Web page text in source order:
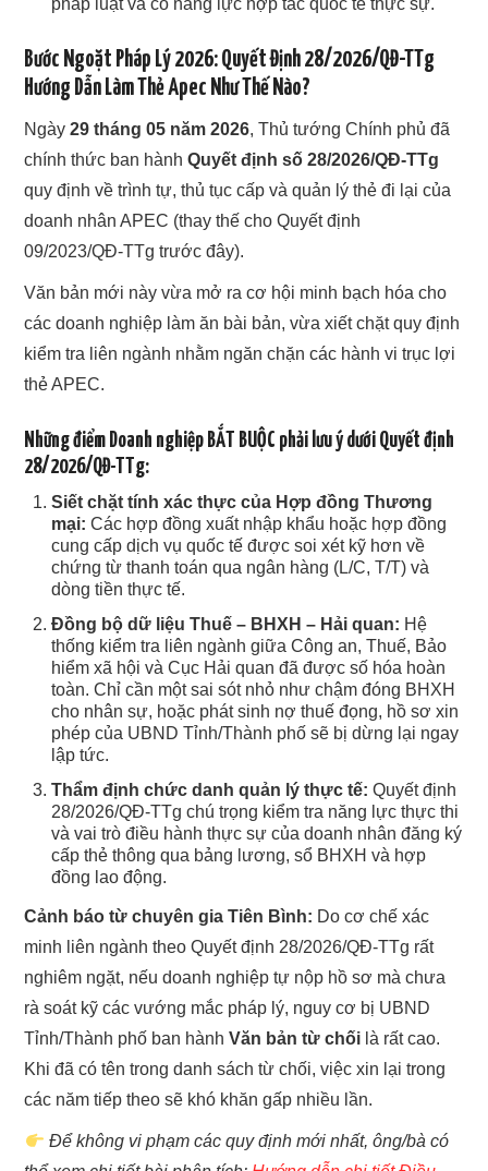
Bước Ngoặt Pháp Lý 2026: Quyết Định 28/2026/QĐ-TTg
Hướng Dẫn Làm Thẻ Apec Như Thế Nào?
Ngày29 tháng 05 năm 2026, Thủ tướng Chính phủ đã
chính thức ban hànhQuyết định số 28/2026/QĐ-TTg
quy định về trình tự, thủ tục cấp và quản lý thẻ đi lại của
doanh nhân APEC (thay thế cho Quyết định
09/2023/QĐ-TTg trước đây).
Văn bản mới này vừa mở ra cơ hội minh bạch hóa cho
các doanh nghiệp làm ăn bài bản, vừa xiết chặt quy định
kiểm tra liên ngành nhằm ngăn chặn các hành vi trục lợi
thẻ APEC.
Những điểm Doanh nghiệp BẮT BUỘC phải lưu ý dưới Quyết định
28/2026/QĐ-TTg:
Siết chặt tính xác thực của Hợp đồng Thương
mại: Các hợp đồng xuất nhập khẩu hoặc hợp đồng
cung cấp dịch vụ quốc tế được soi xét kỹ hơn về
chứng từ thanh toán qua ngân hàng (L/C, T/T) và
dòng tiền thực tế.
Đồng bộ dữ liệu Thuế – BHXH – Hải quan: Hệ
thống kiểm tra liên ngành giữa Công an, Thuế, Bảo
hiểm xã hội và Cục Hải quan đã được số hóa hoàn
toàn. Chỉ cần một sai sót nhỏ như chậm đóng BHXH
cho nhân sự, hoặc phát sinh nợ thuế đọng, hồ sơ xin
phép của UBND Tỉnh/Thành phố sẽ bị dừng lại ngay
lập tức.
Thẩm định chức danh quản lý thực tế: Quyết định
28/2026/QĐ-TTg chú trọng kiểm tra năng lực thực thi
và vai trò điều hành thực sự của doanh nhân đăng ký
cấp thẻ thông qua bảng lương, sổ BHXH và hợp
đồng lao động.
Cảnh báo từ chuyên gia Tiên Bình: Do cơ chế xác
minh liên ngành theo Quyết định 28/2026/QĐ-TTg rất
nghiêm ngặt, nếu doanh nghiệp tự nộp hồ sơ mà chưa
rà soát kỹ các vướng mắc pháp lý, nguy cơ bị UBND
Tỉnh/Thành phố ban hànhVăn bản từ chối là rất cao.
Khi đã có tên trong danh sách từ chối, việc xin lại trong
các năm tiếp theo sẽ khó khăn gấp nhiều lần.
Để không vi phạm các quy định mới nhất, ông/bà có